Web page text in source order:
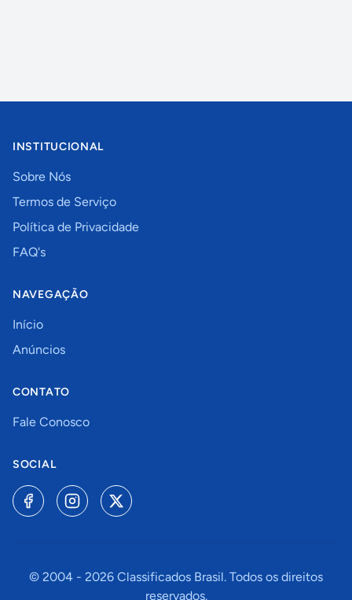
INSTITUCIONAL
Sobre Nós
Termos de Serviço
Política de Privacidade
FAQ's
NAVEGAÇÃO
Início
Anúncios
CONTATO
Fale Conosco
SOCIAL
© 2004 - 2026 Classificados Brasil. Todos os direitos
reservados.